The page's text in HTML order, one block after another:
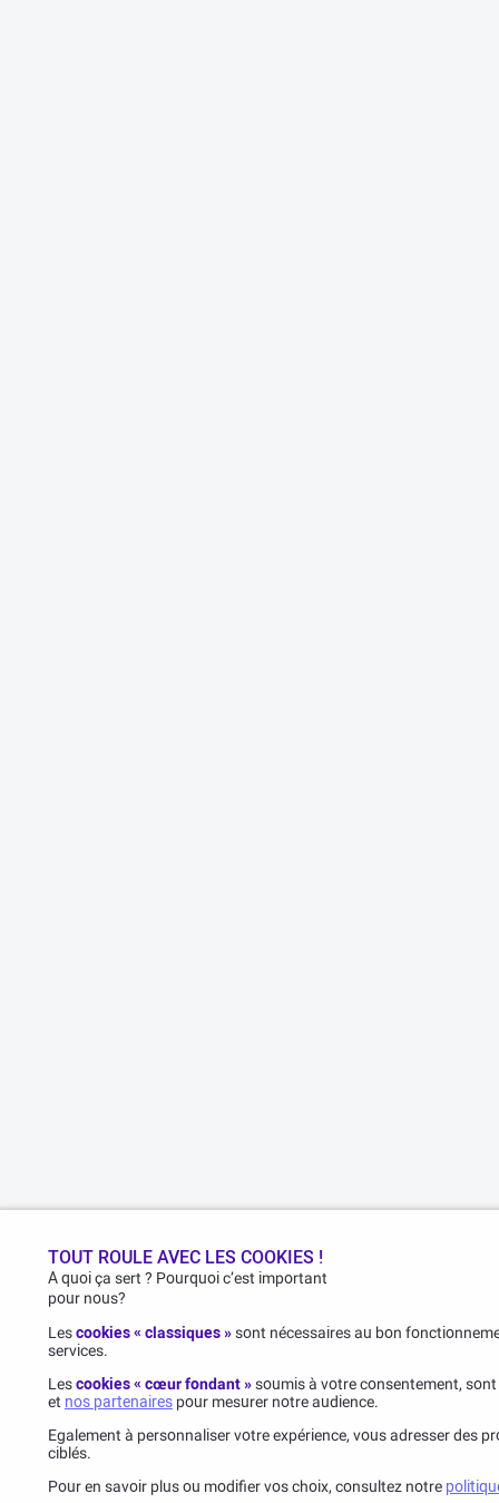
TOUT ROULE AVEC LES COOKIES !
A quoi ça sert ? Pourquoi c’est important
pour nous?
Lescookies « classiques »sont nécessaires au bon
services.
Lescookies « cœur fondant »soumis à votre consentement,
et nos partenaires pour mesurer notre audience.
Egalement à personnaliser votre expérience, vous adresser des
ciblés.
Pour en savoir plus ou modifier vos choix, consultez notre